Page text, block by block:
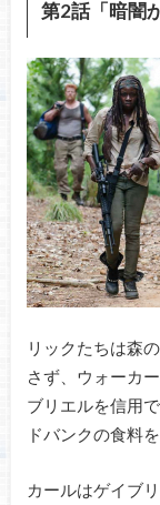
第2話「暗闇
リックたちは森
さず、ウォーカ
ブリエルを信用
ドバンクの食料
カールはゲイブ